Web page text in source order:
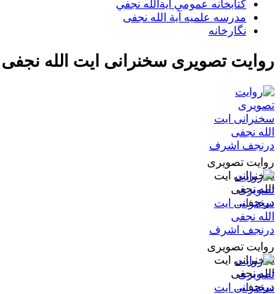
کتابخانه عمومي آية‌الله نجفي
مدرسه علمیه آیة الله نجفی
نگارخانه
روایت تصویری سخنرانی ایت الله
روایت تصویری
سخنرانی ایت
الله نجفی
درنجف...
روایت تصویری
سخنرانی ایت
الله نجفی
درنجف...